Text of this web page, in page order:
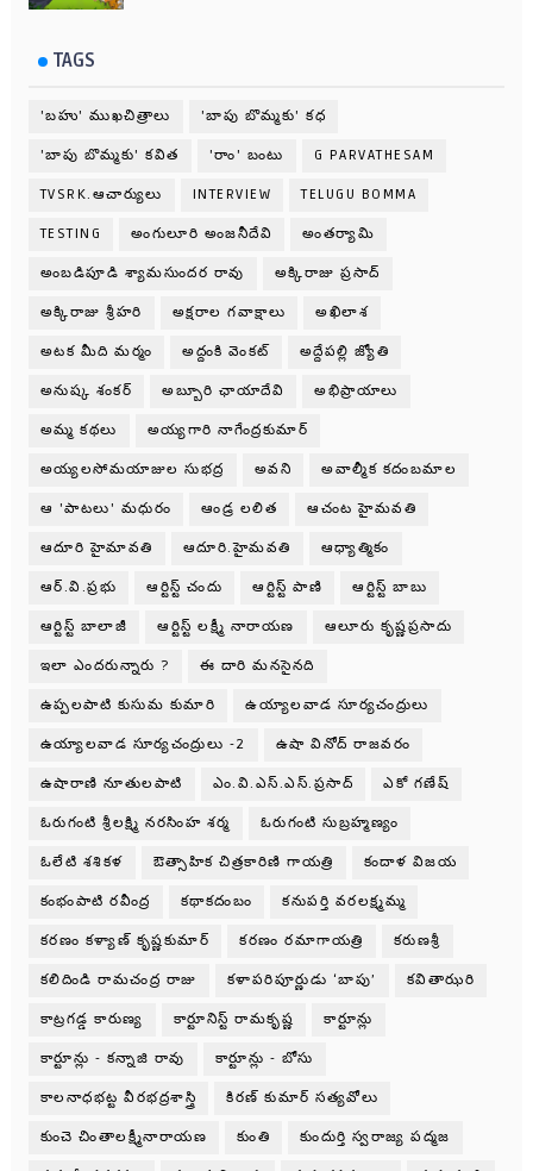
TAGS
'బహు' ముఖచిత్రాలు 'బాపు బొమ్మకు' కధ
'బాపు బొమ్మకు' కవిత 'రాం' బంటు G PARVATHESAM
TVSRK.ఆచార్యులు INTERVIEW TELUGU BOMMA
TESTING అంగులూరి అంజనీదేవి అంతర్యామి
అంబడిపూడి శ్యామసుందర రావు అక్కిరాజు ప్రసాద్
అక్కిరాజు శ్రీహరి అక్షరాల గవాక్షాలు అఖిలాశ
అటక మీది మర్మం అద్దంకి వెంకట్ అద్దేపల్లి జ్యోతి
అనుష్క శంకర్ అబ్బూరి ఛాయాదేవి అభిప్రాయాలు
అమ్మ కథలు అయ్యగారి నాగేంద్రకుమార్
అయ్యలసోమయాజుల సుభద్ర అవని అవాల్మీక కదంబమాల
ఆ 'పాటలు' మధురం ఆండ్ర లలిత ఆచంట హైమవతి
ఆదూరి హైమావతి ఆదూరి.హైమవతి ఆధ్యాత్మికం
ఆర్.వి.ప్రభు ఆర్టిస్ట్ చందు ఆర్టిస్ట్ పాణి ఆర్టిస్ట్ బాబు
ఆర్టిస్ట్ బాలాజీ ఆర్టిస్ట్ లక్ష్మీ నారాయణ ఆలూరు కృష్ణప్రసాదు
ఇలా ఎందరున్నారు ? ఈ దారి మనసైనది
ఉప్పలపాటి కుసుమ కుమారి ఉయ్యాలవాడ సూర్యచంద్రులు
ఉయ్యాలవాడ సూర్యచంద్రులు -2 ఉషా వినోద్ రాజవరం
ఉషారాణి నూతులపాటి ఎం.వి.ఎస్.ఎస్.ప్రసాద్ ఎకో గణేష్
ఓరుగంటి శ్రీలక్ష్మి నరసింహ శర్మ ఓరుగంటి సుబ్రహ్మణ్యం
ఓలేటి శశికళ ఔత్సాహిక చిత్రకారిణి గాయత్రి కందాళ విజయ
కంభంపాటి రవీంద్ర కథాకదంబం కనుపర్తి వరలక్ష్మమ్మ
కరణం కళ్యాణ్ కృష్ణకుమార్ కరణం రమాగాయత్రి కరుణశ్రీ
కలిదిండి రామచంద్ర రాజు కళాపరిపూర్ణుడు ‘బాపు’ కవితాఝరి
కాట్రగడ్డ కారుణ్య కార్టూనిస్ట్ రామకృష్ణ కార్టూన్లు
కార్టూన్లు - కన్నాజి రావు కార్టూన్లు - బోసు
కాలనాధభట్ట వీరభద్రశాస్త్రి కిరణ్ కుమార్ సత్యవోలు
కుంచె చింతాలక్ష్మీనారాయణ కుంతి కుందుర్తి స్వరాజ్య పద్మజ